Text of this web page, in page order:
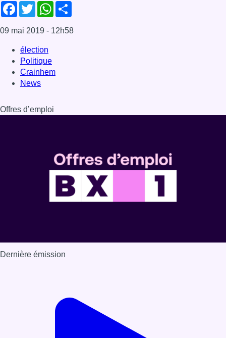
Facebook
TwitterWhatsApp
09 mai 2019 - 12h58
élection
Politique
Crainhem
News
Offres d’emploi
Dernière émission